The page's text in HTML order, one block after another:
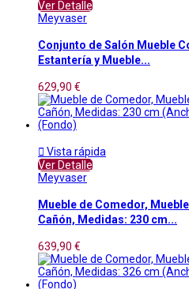
Ver Detalle
Meyvaser
Conjunto de Salón Mueble
Estantería y Mueble...
629,90 €
 Vista rápida
Ver Detalle
Meyvaser
Mueble de Comedor,
Cañón, Medidas: 230 cm...
639,90 €